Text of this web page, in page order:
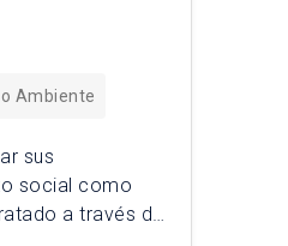
Ambiente
sus
social como
a través de